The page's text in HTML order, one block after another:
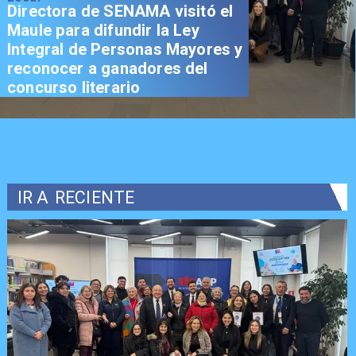
Directora de SENAMA visitó el
Maule para difundir la Ley
Integral de Personas Mayores y
reconocer a ganadores del
concurso literario
IR A RECIENTE